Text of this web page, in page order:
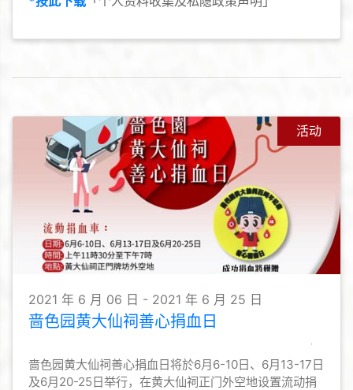
活动
2021 年 6 月 06 日 - 2021 年 6 月 25 日
啬色园黄大仙祠善心捐血日
啬色园黄大仙祠善心捐血日将於6月6-10日、6月13-17日
及6月20-25日举行，在黄大仙祠正门外空地设置流动捐